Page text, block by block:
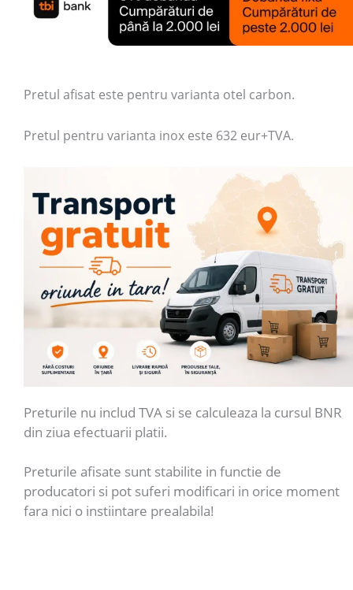
Pretul afisat este pentru varianta otel carbon.
Pretul pentru varianta inox este 632 eur+TVA.
Preturile nu includ TVA si se calculeaza la cursul BNR
din ziua efectuarii platii.
Preturile afisate sunt stabilite in functie de
producatori si pot suferi modificari in orice moment
fara nici o instiintare prealabila!